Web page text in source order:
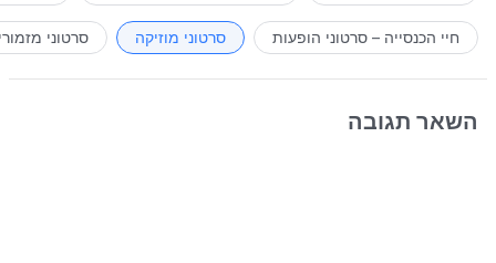
חיי הכנסייה – סרטוני הופעות סרטוני מוזיקה סרטוני
השאר תגובה